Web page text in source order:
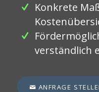
Konkrete
verständlich
ANFRAGE